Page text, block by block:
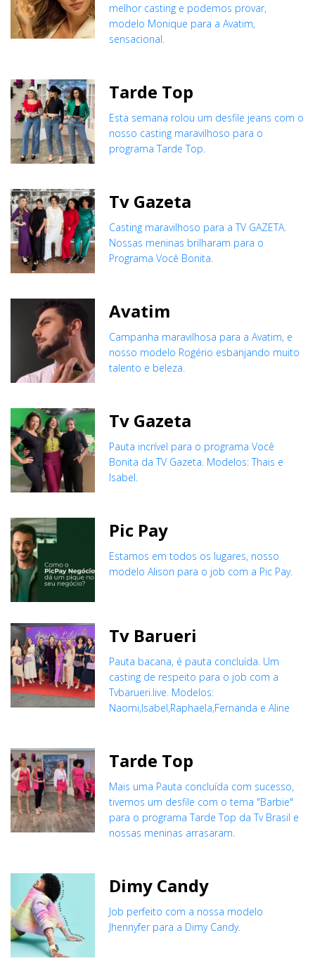
melhor casting e podemos provar,
modelo Monique para a Avatim,
sensacional.
Tarde Top
Esta semana rolou um desfile jeans com o
nosso casting maravilhoso para o
programa Tarde Top.
Tv Gazeta
Casting maravilhoso para a TV GAZETA.
Nossas meninas brilharam para o
Programa Você Bonita.
Avatim
Campanha maravilhosa para a Avatim, e
nosso modelo Rogério esbanjando muito
talento e beleza.
Tv Gazeta
Pauta incrível para o programa Você
Bonita da TV Gazeta. Modelos: Thais e
Isabel.
Pic Pay
Estamos em todos os lugares, nosso
modelo Alison para o job com a Pic Pay.
Tv Barueri
Pauta bacana, é pauta concluída. Um
casting de respeito para o job com a
Tvbarueri.live. Modelos:
Naomi,Isabel,Raphaela,Fernanda e Aline
Tarde Top
Mais uma Pauta concluída com sucesso,
tivemos um desfile com o tema "Barbie"
para o programa Tarde Top da Tv Brasil e
nossas meninas arrasaram.
Dimy Candy
Job perfeito com a nossa modelo
Jhennyfer para a Dimy Candy.